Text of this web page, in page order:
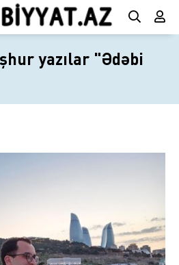
yazılar "Ədəbi